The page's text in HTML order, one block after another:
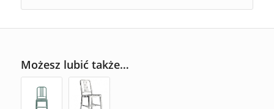
Możesz lubić także…